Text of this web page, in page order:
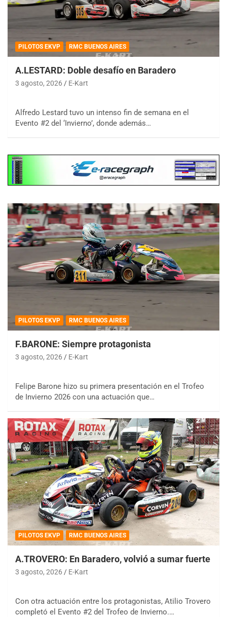
PILOTOS EKVP RMC BUENOS AIRES
A.LESTARD: Doble desafío en Baradero
3 agosto, 2026 E-Kart
Alfredo Lestard tuvo un intenso fin de semana en el
Evento #2 del ‘Invierno’, donde además…
PILOTOS EKVP RMC BUENOS AIRES
F.BARONE: Siempre protagonista
3 agosto, 2026 E-Kart
Felipe Barone hizo su primera presentación en el Trofeo
de Invierno 2026 con una actuación que…
PILOTOS EKVP RMC BUENOS AIRES
A.TROVERO: En Baradero, volvió a sumar fuerte
3 agosto, 2026 E-Kart
Con otra actuación entre los protagonistas, Atilio Trovero
completó el Evento #2 del Trofeo de Invierno.…